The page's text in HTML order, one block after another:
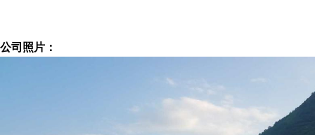
公司照片：